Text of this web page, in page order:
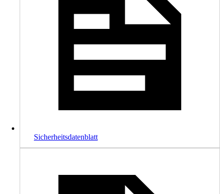
Sicherheitsdatenblatt